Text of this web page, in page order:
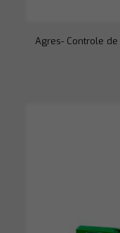
Agres- Controle